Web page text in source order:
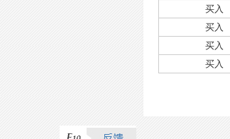
买入
买入
买入
买入